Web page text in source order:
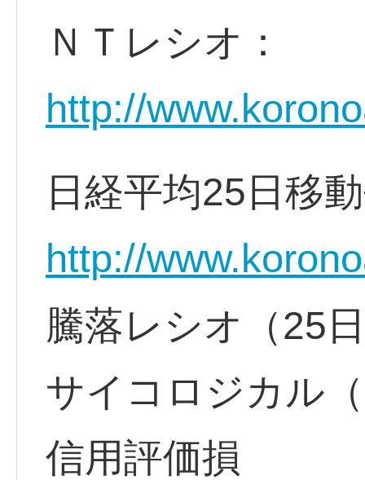
ＮＴレシオ：
http://
日経平均25日移
http://
騰落レシオ（25
サイコロジカル
信用評価損